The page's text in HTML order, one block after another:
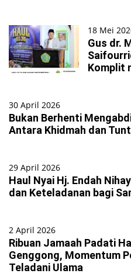
18 Mei
Gus dr.
Komplit
30 April 2026
Bukan Berhenti
Antara Khidmah dan
29 April 2026
Haul Nyai Hj. Endah
dan Keteladanan bagi
2 April 2026
Ribuan Jamaah Padati
Genggong, Momentum
Teladani Ulama